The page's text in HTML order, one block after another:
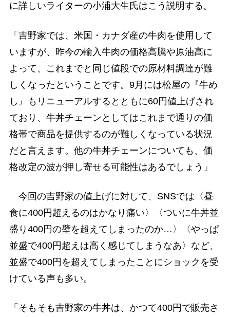
に詳しいライターの小浦大生氏はこう説明する。
「吉野家では、米国・カナダ産の牛肉を使用して
いますが、昨今の輸入牛肉の価格高騰や原油高に
よって、これまでと同じ値段での原材料調達が難
しくなったということです。9月には松屋の『牛め
し』もリニューアルするとともに60円値上げされ
ており、牛丼チェーンとしてはこれまで通りの価
格帯で商品を提供するのが難しくなっている状況
だと言えます。他の牛丼チェーンについても、価
格改定の波が押し寄せる可能性はあるでしょう」
今回の吉野家の値上げに対して、SNSでは〈昼
食に400円超えるのはかなり痛い〉〈ついに牛丼並
盛り400円の壁を超えてしまったのか…〉〈やっぱ
並盛で400円超えは高く感じてしまうなあ〉など、
並盛で400円を超えてしまったことにショックを受
けている声も多い。
「そもそも吉野家の牛丼は、かつて400円で販売さ